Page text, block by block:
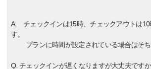
A. チェックインは15時、チェックアウトは10
す。
プランに時間が設定されている場合はそち
Q. チェックインが遅くなりますが大丈夫です